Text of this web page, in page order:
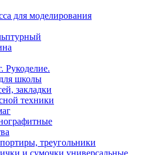
для моделирования
Рукоделие.
школы
закладки
техники
треугольники
и сумочки универсальные